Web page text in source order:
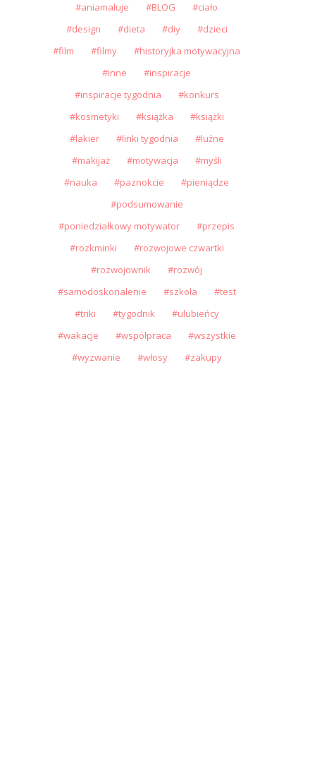
aniamaluje BLOG
ciało
design
dieta diy
dzieci
film
filmy
historyjka motywacyjna
inne
inspiracje
inspiracje tygodnia
konkurs
kosmetyki
książka
książki
lakier
linki tygodnia
luźne
makijaż
motywacja
myśli
nauka
paznokcie
pieniądze
podsumowanie
poniedziałkowy motywator
przepis
rozkminki
rozwojowe czwartki
rozwojownik
rozwój
samodoskonalenie
szkoła
test
triki
tygodnik
ulubieńcy
wakacje
współpraca
wszystkie
wyzwanie
włosy zakupy